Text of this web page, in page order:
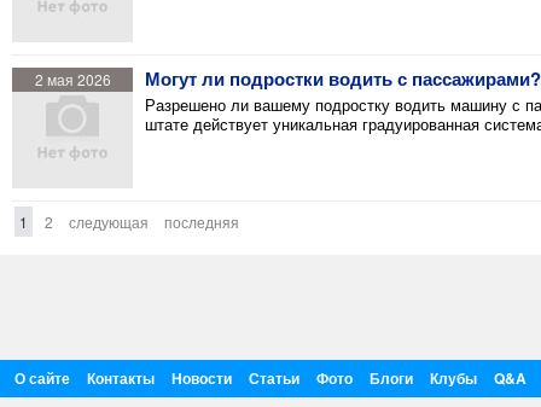
2 мая 2026 Могут ли подростки водить с пассажирами?
Разрешено ли вашему подростку водить машину с
штате действует уникальная градуированная
1 2 следующая последняя
О сайте Контакты Новости Статьи Фото Блоги Клубы Q&A